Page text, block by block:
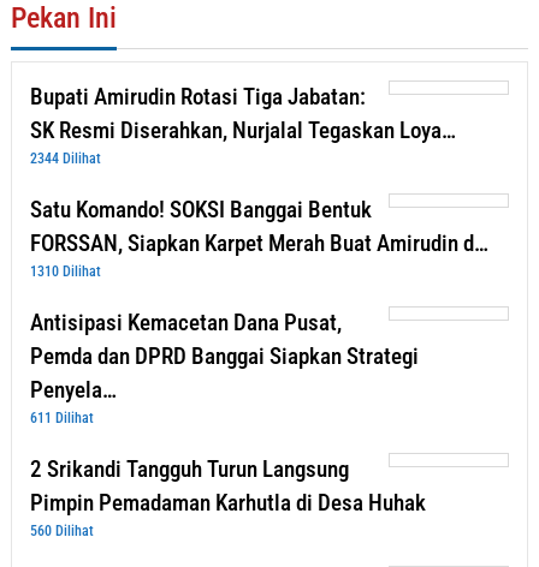
Pekan Ini
Bupati Amirudin Rotasi Tiga Jabatan:
SK Resmi Diserahkan, Nurjalal Tegaskan Loya…
2344 Dilihat
Satu Komando! SOKSI Banggai Bentuk
FORSSAN, Siapkan Karpet Merah Buat Amirudin d…
1310 Dilihat
Antisipasi Kemacetan Dana Pusat,
Pemda dan DPRD Banggai Siapkan Strategi
Penyela…
611 Dilihat
2 Srikandi Tangguh Turun Langsung
Pimpin Pemadaman Karhutla di Desa Huhak
560 Dilihat